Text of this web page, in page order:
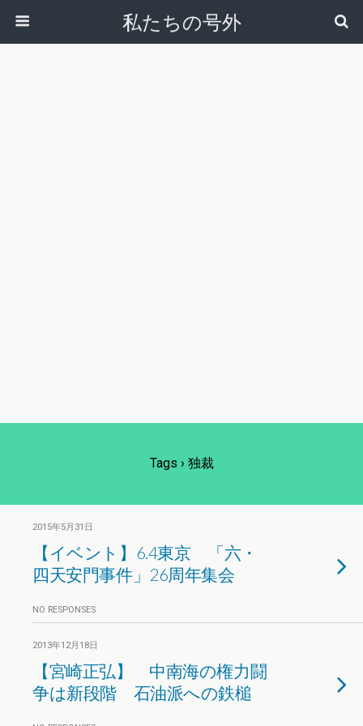
私たちの号外
Tags › 独裁
2015年5月31日
【イベント】6.4東京 「六・
四天安門事件」26周年集会
NO RESPONSES
2013年12月18日
【宮崎正弘】 中南海の権力闘
争は新段階 石油派への鉄槌